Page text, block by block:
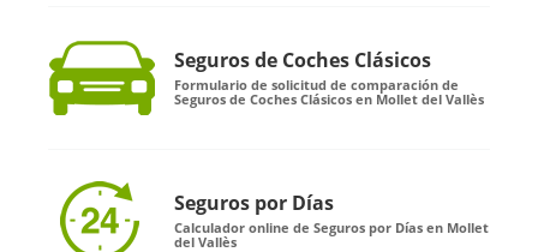
Seguros de Coches Clásicos
Formulario de solicitud de comparación de
Seguros de Coches Clásicos en Mollet del Vallès
Seguros por Días
Calculador online de Seguros por Días en Mollet
del Vallès